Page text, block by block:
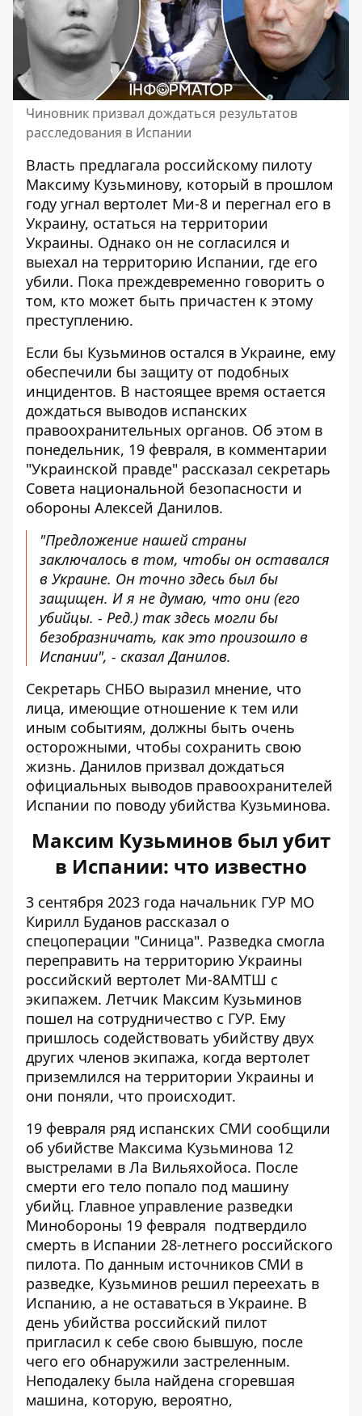
Чиновник призвал дождаться результатов
расследования в Испании
Власть предлагала российскому пилоту
Максиму Кузьминову, который в прошлом
году угнал вертолет Ми-8 и перегнал его в
Украину, остаться на территории
Украины. Однако он не согласился и
выехал на территорию Испании, где его
убили. Пока преждевременно говорить о
том, кто может быть причастен к этому
преступлению.
Если бы Кузьминов остался в Украине, ему
обеспечили бы защиту от подобных
инцидентов. В настоящее время остается
дождаться выводов испанских
правоохранительных органов. Об этом в
понедельник, 19 февраля, в комментарии
"Украинской правде" рассказал секретарь
Совета национальной безопасности и
обороны Алексей Данилов.
"Предложение нашей страны
заключалось в том, чтобы он оставался
в Украине. Он точно здесь был бы
защищен. И я не думаю, что они (его
убийцы. - Ред.) так здесь могли бы
безобразничать, как это произошло в
Испании", - сказал Данилов.
Секретарь СНБО выразил мнение, что
лица, имеющие отношение к тем или
иным событиям, должны быть очень
осторожными, чтобы сохранить свою
жизнь. Данилов призвал дождаться
официальных выводов правоохранителей
Испании по поводу убийства Кузьминова.
Максим Кузьминов был убит
в Испании: что известно
3 сентября 2023 года начальник ГУР МО
Кирилл Буданов рассказал о
спецоперации "Синица". Разведка смогла
переправить на территорию Украины
российский вертолет Ми-8АМТШ с
экипажем. Летчик Максим Кузьминов
пошел на сотрудничество с ГУР. Ему
пришлось содействовать убийству двух
других членов экипажа, когда вертолет
приземлился на территории Украины и
они поняли, что происходит.
19 февраля ряд испанских СМИ сообщили
об убийстве Максима Кузьминова 12
выстрелами в Ла Вильяхойоса. После
смерти его тело попало под машину
убийц. Главное управление разведки
Минобороны 19 февраля подтвердило
смерть в Испании 28-летнего российского
пилота. По данным источников СМИ в
разведке, Кузьминов решил переехать в
Испанию, а не оставаться в Украине. В
день убийства российский пилот
пригласил к себе свою бывшую, после
чего его обнаружили застреленным.
Неподалеку была найдена сгоревшая
машина, которую, вероятно,